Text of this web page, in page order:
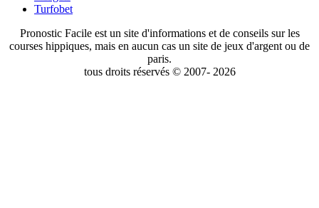
Turfobet
Pronostic Facile est un site d'informations et de conseils sur les
courses hippiques, mais en aucun cas un site de jeux d'argent ou de
paris.
tous droits réservés © 2007- 2026